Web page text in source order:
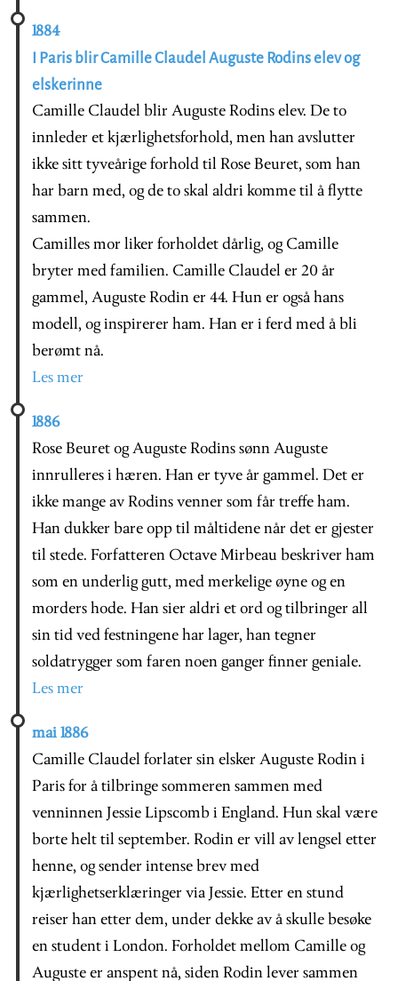
1884
I Paris blir Camille Claudel Auguste Rodins elev og
elskerinne
Camille Claudel blir Auguste Rodins elev. De to
innleder et kjærlighetsforhold, men han avslutter
ikke sitt tyveårige forhold til Rose Beuret, som han
har barn med, og de to skal aldri komme til å flytte
sammen.
Camilles mor liker forholdet dårlig, og Camille
bryter med familien. Camille Claudel er 20 år
gammel, Auguste Rodin er 44. Hun er også hans
modell, og inspirerer ham. Han er i ferd med å bli
berømt nå.
Les mer
1886
Rose Beuret og Auguste Rodins sønn Auguste
innrulleres i hæren. Han er tyve år gammel. Det er
ikke mange av Rodins venner som får treffe ham.
Han dukker bare opp til måltidene når det er gjester
til stede. Forfatteren Octave Mirbeau beskriver ham
som en underlig gutt, med merkelige øyne og en
morders hode. Han sier aldri et ord og tilbringer all
sin tid ved festningene har lager, han tegner
soldatrygger som faren noen ganger finner geniale.
Les mer
mai 1886
Camille Claudel forlater sin elsker Auguste Rodin i
Paris for å tilbringe sommeren sammen med
venninnen Jessie Lipscomb i England. Hun skal være
borte helt til september. Rodin er vill av lengsel etter
henne, og sender intense brev med
kjærlighetserklæringer via Jessie. Etter en stund
reiser han etter dem, under dekke av å skulle besøke
en student i London. Forholdet mellom Camille og
Auguste er anspent nå, siden Rodin lever sammen